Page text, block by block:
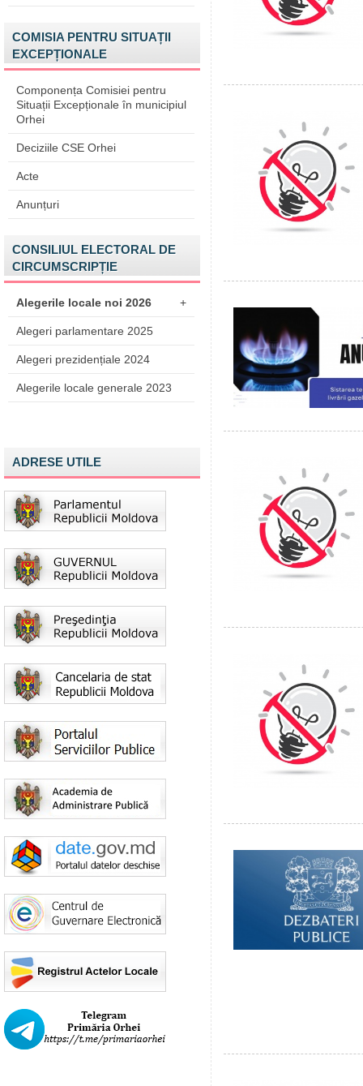
COMISIA PENTRU SITUAȚII
EXCEPȚIONALE
Componența Comisiei pentru
Situații Excepționale în municipiul
Orhei
Deciziile CSE Orhei
Acte
Anunțuri
CONSILIUL ELECTORAL DE
CIRCUMSCRIPȚIE
Alegerile locale noi 2026 +
Alegeri parlamentare 2025
Alegeri prezidențiale 2024
Alegerile locale generale 2023
ADRESE UTILE